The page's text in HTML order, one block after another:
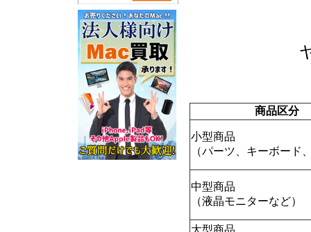
商品区分
小型商品
（パーツ、キーボード
中型商品
（液晶モニターなど）
大型商品